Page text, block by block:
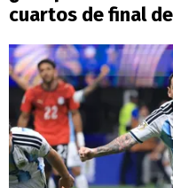
cuartos de final